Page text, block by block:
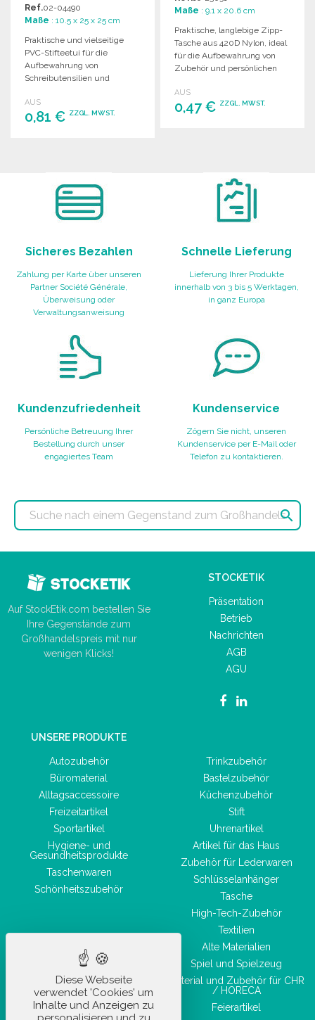
Ref.02-04490
Maße : 10.5 x 25 x 25 cm
Praktische und vielseitige
PVC-Stifteetui für die
Aufbewahrung von
Schreibutensilien und
für Schule und Büro.
AUS
0,81 € ZZGL. MWST.
Maße : 9.1 x 20.6 cm
Praktische, langlebige Zipp-
Tasche aus 420D Nylon, ideal
für die Aufbewahrung von
Zubehör und persönlichen
AUS
0,47 € ZZGL. MWST.
Sicheres Bezahlen
Zahlung per Karte über unseren
Partner Société Générale,
Überweisung oder
Verwaltungsanweisung
Schnelle Lieferung
Lieferung Ihrer Produkte
innerhalb von 3 bis 5 Werktagen,
in ganz Europa
Kundenzufriedenheit
Persönliche Betreuung Ihrer
Bestellung durch unser
engagiertes Team
Kundenservice
Zögern Sie nicht, unseren
Kundenservice per E-Mail oder
Telefon zu kontaktieren.

Auf StockEtik.com bestellen Sie
Ihre Gegenstände zum
Großhandelspreis mit nur
wenigen Klicks!
STOCKETIK
Präsentation
Betrieb
Nachrichten
AGB
AGU
UNSERE PRODUKTE
Autozubehör
Büromaterial
Alltagsaccessoire
Freizeitartikel
Sportartikel
Hygiene- und
Gesundheitsprodukte
Taschenwaren
Schönheitszubehör
Trinkzubehör
Bastelzubehör
Küchenzubehör
Stift
Uhrenartikel
Artikel für das Haus
Zubehör für Lederwaren
Schlüsselanhänger
Tasche
High-Tech-Zubehör
Textilien
Alte Materialien
Spiel und Spielzeug
Material und Zubehör für CHR
/ HORECA
Feierartikel
Diese Webseite
verwendet 'Cookies' um
Inhalte und Anzeigen zu